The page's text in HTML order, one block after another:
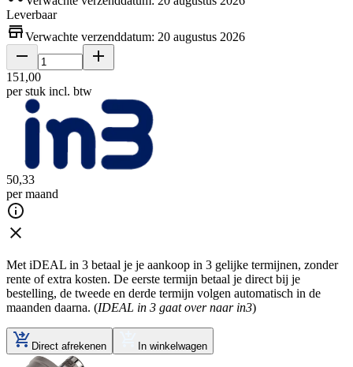
Leverbaar
Verwachte verzenddatum: 20 augustus 2026
151 ,00
per stuk incl. btw
50,33
per maand
Met iDEAL in 3 betaal je je aankoop in 3 gelijke termijnen, zonder
rente of extra kosten. De eerste termijn betaal je direct bij je
bestelling, de tweede en derde termijn volgen automatisch in de
maanden daarna. (IDEAL in 3 gaat over naar in3)
Direct afrekenen In winkelwagen